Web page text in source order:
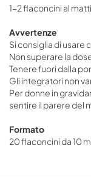
1-2 flaconcini al
Avvertenze
Si consiglia di usare
Non superare la
Tenere fuori dalla
Gli integratori non
Per donne in
sentire il parere del
Formato
20 flaconcini da 10